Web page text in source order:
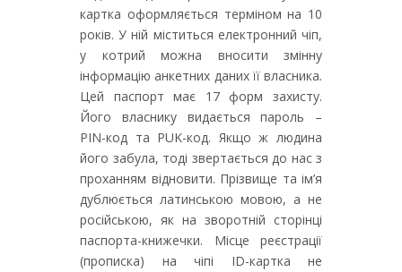
картка оформляється терміном на 10
років. У ній міститься електронний чіп,
у котрий можна вносити змінну
інформацію анкетних даних її власника.
Цей паспорт має 17 форм захисту.
Його власнику видається пароль –
PIN-код та PUK-код. Якщо ж людина
його забула, тоді звертається до нас з
проханням відновити. Прізвище та ім’я
дублюється латинською мовою, а не
російською, як на зворотній сторінці
паспорта-книжечки. Місце реєстрації
(прописка) на чіпі ID-картка не